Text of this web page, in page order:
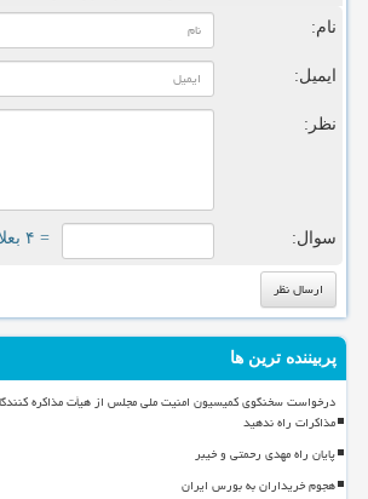
نام:
ایمیل:
نظر:
سوال: = ۴ بعلاوه ۳
پربیننده ترین ها
درخواست سخنگوی کمیسیون امنیت ملی مجلس از هیأت مذاکره
مذاکرات راه ندهید
پایان راه مهدی رحمتی و خیبر
هجوم خریداران به بورس ایران